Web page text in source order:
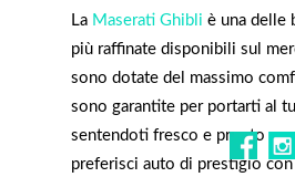
La Maserati Ghibli è una delle
più raffinate disponibili sul
sono dotate del massimo
sono garantite per portarti al
sentendoti fresco e pronto per
preferisci auto di prestigio